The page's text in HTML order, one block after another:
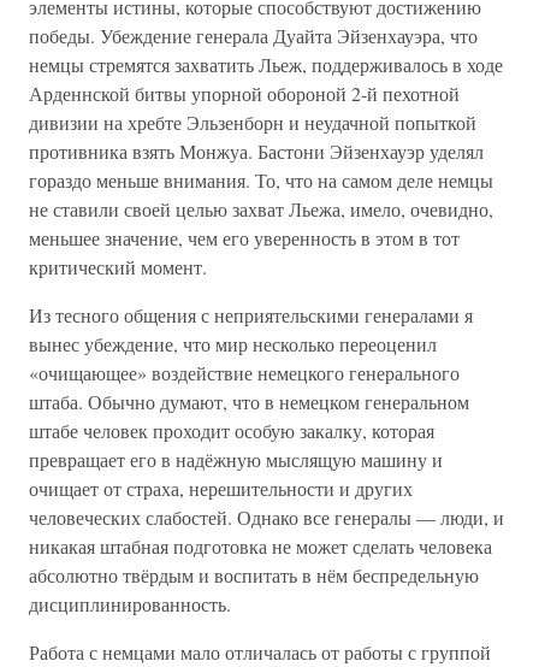
элементы истины, которые способствуют достижению
победы. Убеждение генерала Дуайта Эйзенхауэра, что
немцы стремятся захватить Льеж, поддерживалось в ходе
Арденнской битвы упорной обороной 2-й пехотной
дивизии на хребте Эльзенборн и неудачной попыткой
противника взять Монжуа. Бастони Эйзенхауэр уделял
гораздо меньше внимания. То, что на самом деле немцы
не ставили своей целью захват Льежа, имело, очевидно,
меньшее значение, чем его уверенность в этом в тот
критический момент.
Из тесного общения с неприятельскими генералами я
вынес убеждение, что мир несколько переоценил
«очищающее» воздействие немецкого генерального
штаба. Обычно думают, что в немецком генеральном
штабе человек проходит особую закалку, которая
превращает его в надёжную мыслящую машину и
очищает от страха, нерешительности и других
человеческих слабостей. Однако все генералы — люди, и
никакая штабная подготовка не может сделать человека
абсолютно твёрдым и воспитать в нём беспредельную
дисциплинированность.
Работа с немцами мало отличалась от работы с группой